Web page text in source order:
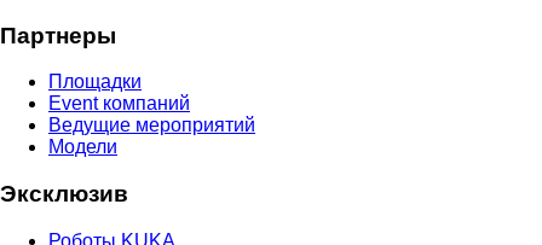
Партнеры
Площадки
Event компаний
Ведущие мероприятий
Модели
Эксклюзив
Роботы KUKA